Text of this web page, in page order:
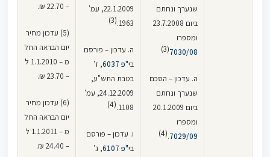
שנערך ונחתם
ביום 23.7.2008
ומספרו
7030/08
(3)
ה. עדכון – הסכם
שנערך ונחתם
ביום 20.1.2009
ומספרו
7029/09
.
(4)
22.1.2009, עמ'
1963.
(3)
ה. עדכון – פורסם
בי"פ 6037
, ז'
בטבת התש"ע,
24.12.2009, עמ'
1108.
(4)
ו. עדכון – פורסם
בי"פ 6107
, ג'
– 22.70 ₪.
(5) עדכון מחיר
יום הבראה החל
מ – 1.1.2010 ל
– 23.70 ₪.
(6) עדכון מחיר
יום הבראה החל
מ – 1.1.2011 ל
– 24.40 ₪.